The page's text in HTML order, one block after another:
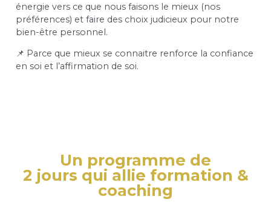
énergie vers ce que nous faisons le mieux (nos
préférences) et faire des choix judicieux pour notre
bien-être personnel.
📌 Parce que mieux se connaitre renforce la confiance
en soi et l’affirmation de soi.
Un programme de
2 jours qui allie formation &
coaching